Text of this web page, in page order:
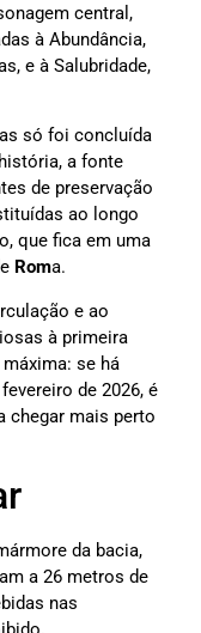
central,
à Abundância,
e à Salubridade,
só foi concluída
a fonte
de preservação
ao longo
que fica em uma
Roma.
e ao
à primeira
se há
de 2026, é
chegar mais perto
da bacia,
a 26 metros de
nas